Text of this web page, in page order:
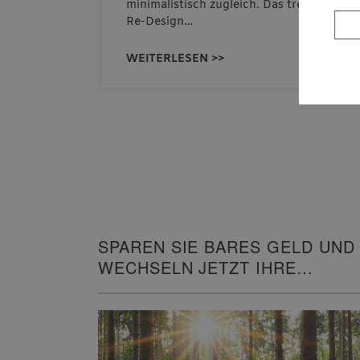
minimalistisch zugleich. Das trendige
Re-Design…
WEITERLESEN >>
SPAREN SIE BARES GELD UND
WECHSELN JETZT IHRE